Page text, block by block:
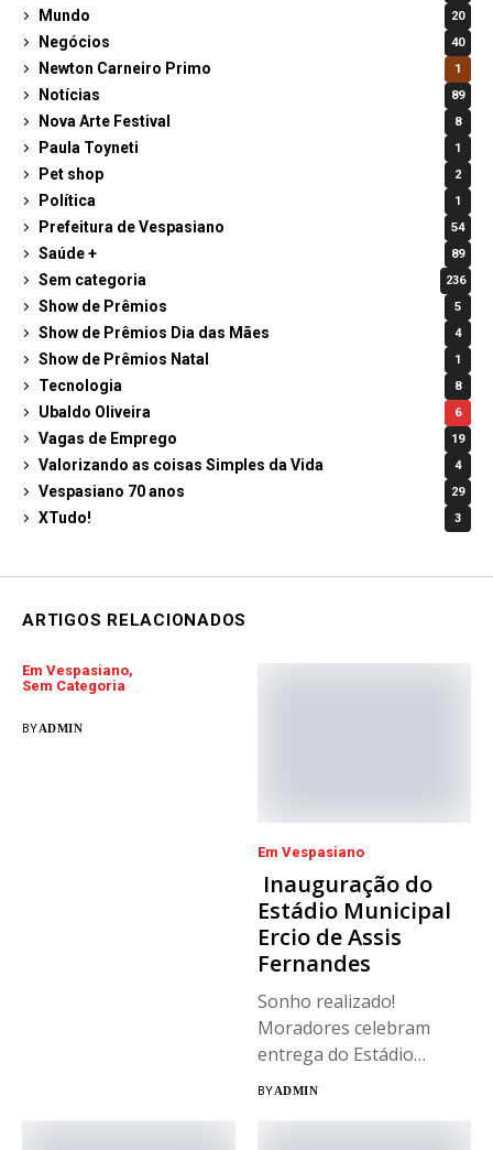
Mundo 20
Negócios 40
Newton Carneiro Primo 1
Notícias 89
Nova Arte Festival 8
Paula Toyneti 1
Pet shop 2
Política 1
Prefeitura de Vespasiano 54
Saúde + 89
Sem categoria 236
Show de Prêmios 5
Show de Prêmios Dia das Mães 4
Show de Prêmios Natal 1
Tecnologia 8
Ubaldo Oliveira 6
Vagas de Emprego 19
Valorizando as coisas Simples da Vida 4
Vespasiano 70 anos 29
XTudo! 3
ARTIGOS RELACIONADOS
Em Vespasiano
Sem Categoria
BYADMIN
Em Vespasiano
Inauguração do
Estádio Municipal
Ercio de Assis
Fernandes
Sonho realizado!
Moradores celebram
entrega do Estádio
Municipal Ercio de Assis
BYADMIN